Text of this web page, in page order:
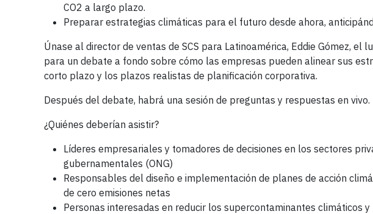
CO2 a largo plazo.
Preparar estrategias climáticas para el futuro desde ahora,
Únase al director de ventas de SCS para Latinoamérica, Eddie Gómez,
para un debate a fondo sobre cómo las empresas pueden alinear sus
corto plazo y los plazos realistas de planificación corporativa.
Después del debate, habrá una sesión de preguntas y respuestas en vivo.
¿Quiénes deberían asistir?
Líderes empresariales y tomadores de decisiones en los sectores
gubernamentales (ONG)
Responsables del diseño e implementación de planes de acción
de cero emisiones netas
Personas interesadas en reducir los supercontaminantes climáticos